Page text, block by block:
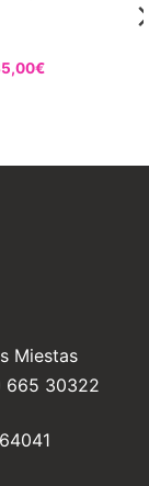
€
Miestas
665 30322